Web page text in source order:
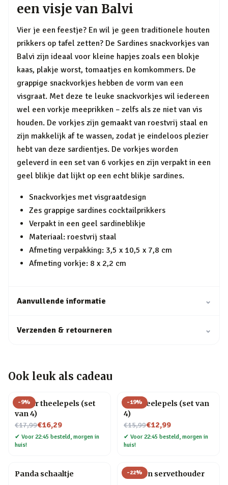
een visje van Balvi
Vier je een feestje? En wil je geen traditionele houten
prikkers op tafel zetten? De Sardines snackvorkjes van
Balvi zijn ideaal voor kleine hapjes zoals een blokje
kaas, plakje worst, tomaatjes en komkommers. De
grappige snackvorkjes hebben de vorm van een
visgraat. Met deze te leuke snackvorkjes wil iedereen
wel een vorkje meeprikken – zelfs als ze niet van vis
houden. De vorkjes zijn gemaakt van roestvrij staal en
zijn makkelijk af te wassen, zodat je eindeloos plezier
hebt van deze sardientjes. De vorkjes worden
geleverd in een set van 6 vorkjes en zijn verpakt in een
geel blikje dat lijkt op een echt blikje sardines.
Snackvorkjes met visgraatdesign
Zes grappige sardines cocktailprikkers
Verpakt in een geel sardineblikje
Materiaal: roestvrij staal
Afmeting verpakking: 3,5 x 10,5 x 7,8 cm
Afmeting vorkje: 8 x 2,2 cm
Aanvullende informatie ⌄
Verzenden & retourneren ⌄
Ook leuk als cadeau
-9%
Gitaar theelepels (set
van 4)
€17,99
Nu voor€16,29
✔ Voor 22:45 besteld, morgen in
huis!
-19%
Kat theelepels (set van
4)
€15,99
Nu voor€12,99
✔ Voor 22:45 besteld, morgen in
huis!
Panda schaaltje -22%
Wielren servethouder